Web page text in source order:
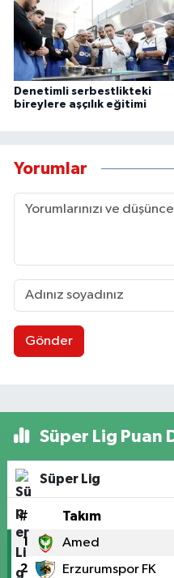
Denetimli serbestlikteki
bireylere aşçılık eğitimi
Yorumlar
Gönder
Süper Lig Puan
Süper Lig
# Takım
1 Amed
2 Erzurumspor FK